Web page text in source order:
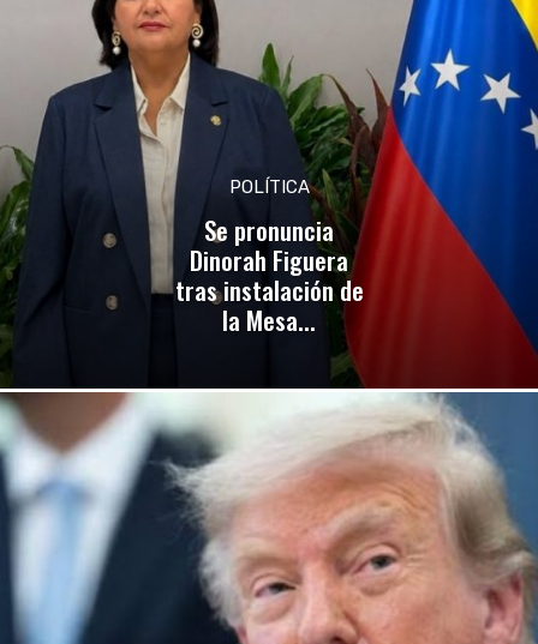
POLÍTICA
Se pronuncia
Dinorah Figuera
tras instalación de
la Mesa...